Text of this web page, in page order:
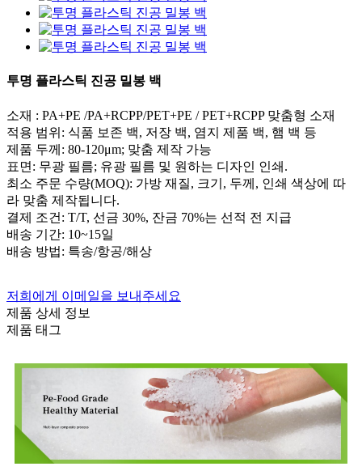
투명 플라스틱 진공 밀봉 백
소재 : PA+PE /PA+RCPP/PET+PE / PET+RCPP 맞춤형 소재
적용 범위: 식품 보존 백, 저장 백, 염지 제품 백, 햄 백 등
제품 두께: 80-120μm; 맞춤 제작 가능
표면: 무광 필름; 유광 필름 및 원하는 디자인 인쇄.
최소 주문 수량(MOQ): 가방 재질, 크기, 두께, 인쇄 색상에 따
라 맞춤 제작됩니다.
결제 조건: T/T, 선금 30%, 잔금 70%는 선적 전 지급
배송 기간: 10~15일
배송 방법: 특송/항공/해상
저희에게 이메일을 보내주세요
제품 상세 정보
제품 태그